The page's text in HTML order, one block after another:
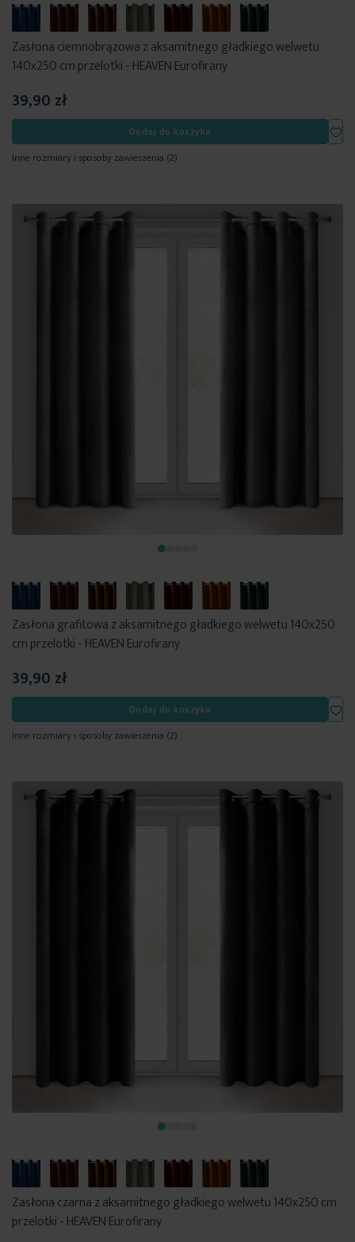
Zasłona ciemnobrązowa z aksamitnego gładkiego welwetu
140x250 cm przelotki - HEAVEN Eurofirany
39,90 zł
Dodaj do koszyka
Inne rozmiary i sposoby zawieszenia (2)
Zasłona grafitowa z aksamitnego gładkiego welwetu 140x250
cm przelotki - HEAVEN Eurofirany
39,90 zł
Dodaj do koszyka
Inne rozmiary i sposoby zawieszenia (2)
Zasłona czarna z aksamitnego gładkiego welwetu 140x250 cm
przelotki - HEAVEN Eurofirany